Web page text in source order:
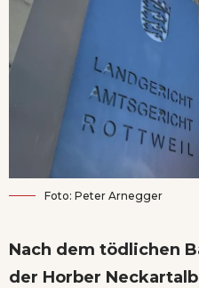
Foto: Peter Arnegger
Nach dem tödlichen
der Horber